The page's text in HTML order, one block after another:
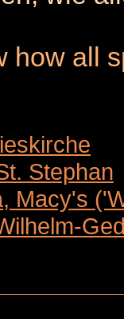
how all
Stephan
Macy's